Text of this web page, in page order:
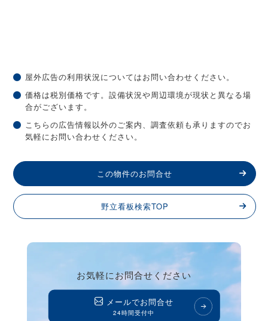
屋外広告の利用状況についてはお問い合わせください。
価格は税別価格です。設備状況や周辺環境が現状と異なる場
合がございます。
こちらの広告情報以外のご案内、調査依頼も承りますのでお
気軽にお問い合わせください。
この物件のお問合せ
野立看板検索TOP
お気軽にお問合せください
メールでお問合せ
24時間受付中